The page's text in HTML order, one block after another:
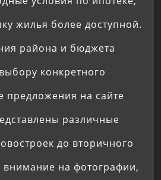
жилья более доступной.
района и бюджета
конкретного
предложения на сайте
различные
до вторичного
на фотографии,